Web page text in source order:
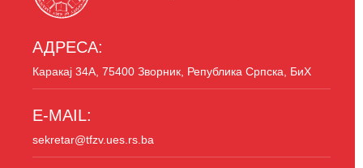
АДРЕСА:
Каракај 34A, 75400 Зворник, Република Српска, БиХ
E-MAIL:
sekretar@tfzv.ues.rs.ba